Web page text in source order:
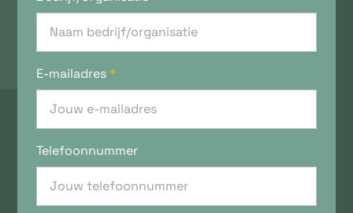
E-mailadres *
Telefoonnummer